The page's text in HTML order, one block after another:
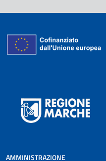
AMMINISTRAZIONE